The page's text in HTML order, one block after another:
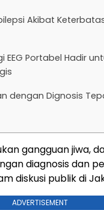
Akibat
EEG Portabel Hadir
dengan Dignosis
gangguan jiwa,
diagnosis dan
diskusi publik di
ADVERTISEMENT